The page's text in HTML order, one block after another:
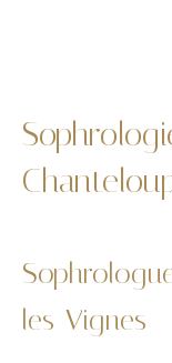
les-Vignes